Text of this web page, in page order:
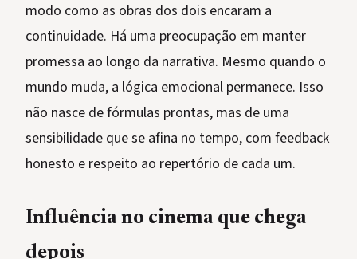
modo como as obras dos dois encaram a
continuidade. Há uma preocupação em manter
promessa ao longo da narrativa. Mesmo quando o
mundo muda, a lógica emocional permanece. Isso
não nasce de fórmulas prontas, mas de uma
sensibilidade que se afina no tempo, com feedback
honesto e respeito ao repertório de cada um.
Influência no cinema que chega
depois